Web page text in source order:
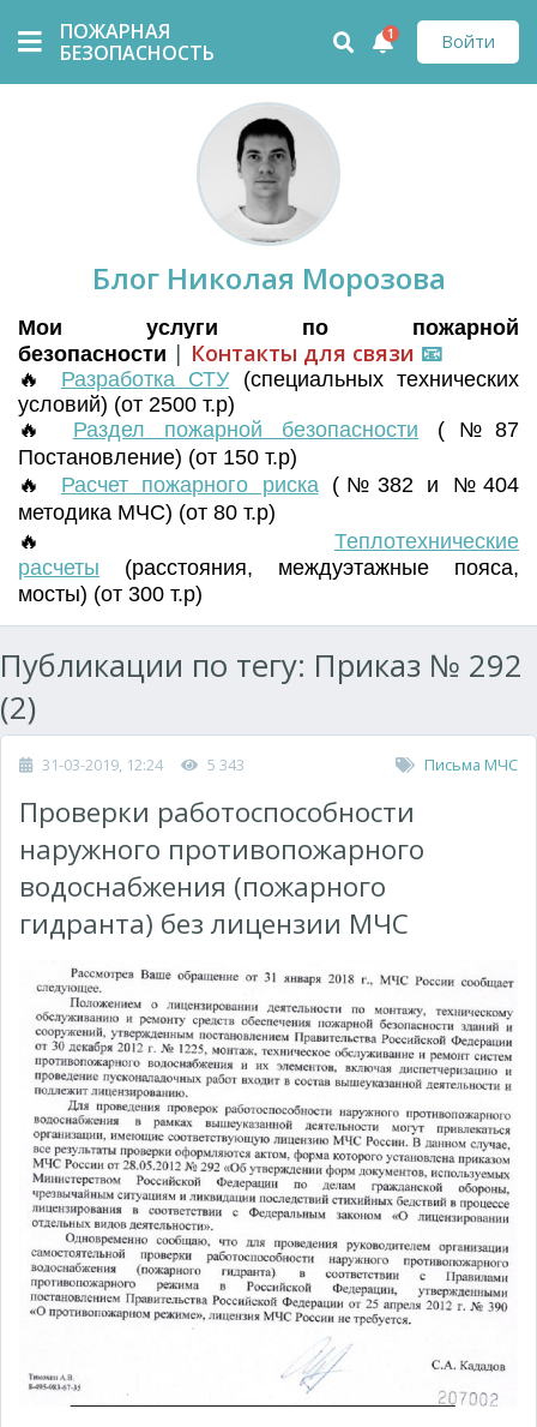
ПОЖАРНАЯ
БЕЗОПАСНОСТЬ
Войти
1
Блог Николая Морозова
Мои услуги по пожарной
безопасности | Контакты для связи 📧
🔥 Разработка СТУ (специальных технических
условий) (от 2500 т.р)
🔥 Раздел пожарной безопасности (№87
Постановление) (от 150 т.р)
🔥 Расчет пожарного риска(№382 и №404
методика МЧС) (от 80 т.р)
🔥 Теплотехнические
расчеты (расстояния, междуэтажные пояса,
мосты) (от 300 т.р)
Публикации по тегу: Приказ № 292
(2)
31-03-2019, 12:24 5 343 Письма МЧС
Проверки работоспособности
наружного противопожарного
водоснабжения (пожарного
гидранта) без лицензии МЧС